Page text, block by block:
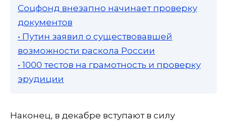
Соцфонд внезапно начинает проверку
документов
• Путин заявил о существовавшей
возможности раскола России
• 1000 тестов на грамотность и проверку
эрудиции
Наконец, в декабре вступают в силу